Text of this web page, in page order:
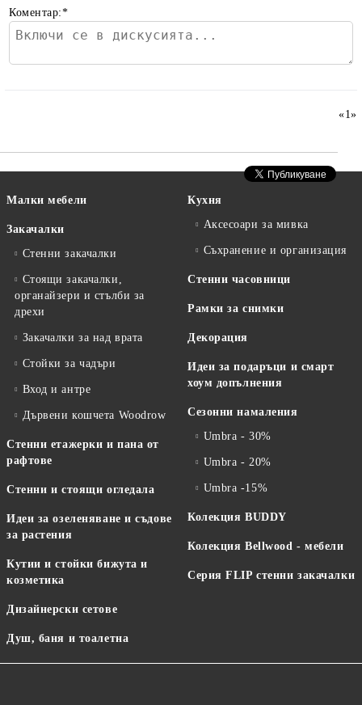
Коментар:*
«1»
Малки мебели
Закачалки
Стенни закачалки
Стоящи закачалки,
органайзери и стълби за
дрехи
Закачалки за над врата
Стойки за чадъри
Вход и антре
Дървени кошчета Woodrow
Стенни етажерки и пана от
рафтове
Стенни и стоящи огледала
Идеи за озеленяване и съдове
за растения
Кутии и стойки бижута и
козметика
Дизайнерски сетове
Душ, баня и тоалетна
Кухня
Аксесоари за мивка
Съхранение и организация
Стенни часовници
Рамки за снимки
Декорация
Идеи за подаръци и смарт
хоум допълнения
Сезонни намаления
Umbra - 30%
Umbra - 20%
Umbra -15%
Колекция BUDDY
Колекция Bellwood - мебели
Серия FLIP стенни закачалки